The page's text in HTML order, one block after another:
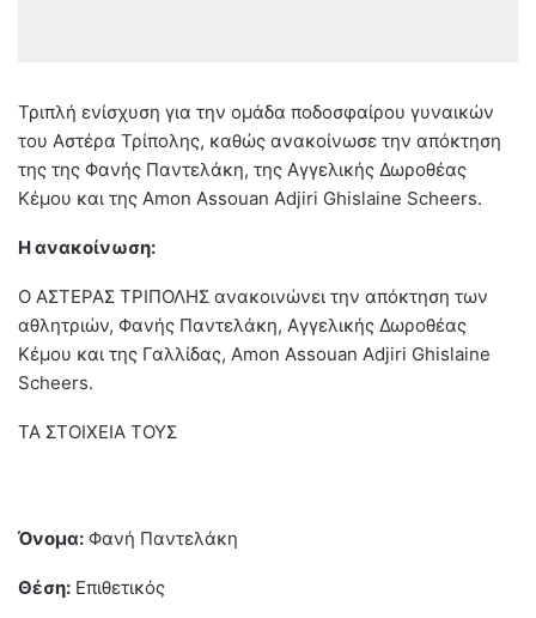
Τριπλή ενίσχυση για την ομάδα ποδοσφαίρου γυναικών
του Αστέρα Τρίπολης, καθώς ανακοίνωσε την απόκτηση
της της Φανής Παντελάκη, της Αγγελικής Δωροθέας
Κέμου και της Amon Assouan Adjiri Ghislaine Scheers.
Η ανακοίνωση:
Ο ΑΣΤΕΡΑΣ ΤΡΙΠΟΛΗΣ ανακοινώνει την απόκτηση των
αθλητριών, Φανής Παντελάκη, Αγγελικής Δωροθέας
Κέμου και της Γαλλίδας, Amon Assouan Adjiri Ghislaine
Scheers.
ΤΑ ΣΤΟΙΧΕΙΑ ΤΟΥΣ
Όνομα: Φανή Παντελάκη
Θέση: Επιθετικός